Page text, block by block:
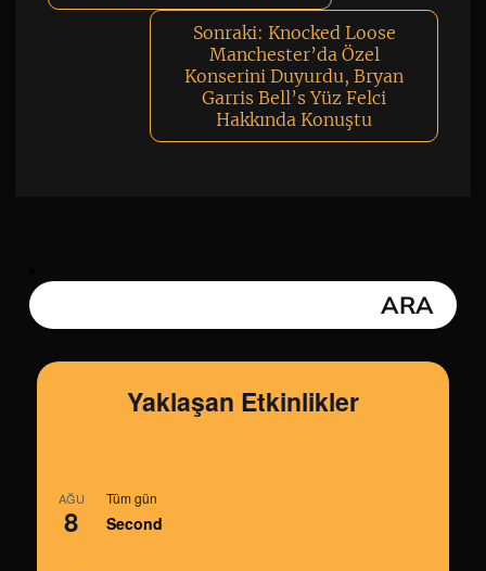
Sonraki: Knocked Loose
Manchester’da Özel
Konserini Duyurdu, Bryan
Garris Bell’s Yüz Felci
Hakkında Konuştu
Yaklaşan Etkinlikler
AĞU
8
Tüm gün
Second